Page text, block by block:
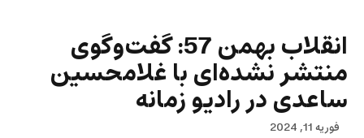
انقلاب بهمن 57: گفت‌وگوی
منتشر نشده‌ای با غلامحسین
ساعدی در رادیو زمانه
فوریه 11, 2024